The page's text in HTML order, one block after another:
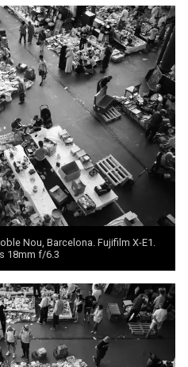
Nou, Barcelona. Fujifilm X-E1.
18mm f/6.3